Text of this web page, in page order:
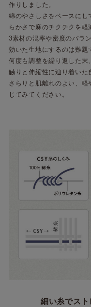
作りしました。
綿のやさしさをベースにし
らかさで麻のチクチクを軽
3素材の混率や密度のバラ
効いた生地にするのは難題
何度も調整を繰り返した
触りと伸縮性に辿り着いた
さらりと肌離れのよい、
じてみてください。
細い糸でス